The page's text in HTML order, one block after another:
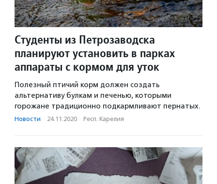
Студенты из Петрозаводска
планируют установить в парках
аппараты с кормом для уток
Полезный птичий корм должен создать
альтернативу булкам и печенью, которыми
горожане традиционно подкармливают пернатых.
Новости · 24.11.2020 · Респ. Карелия